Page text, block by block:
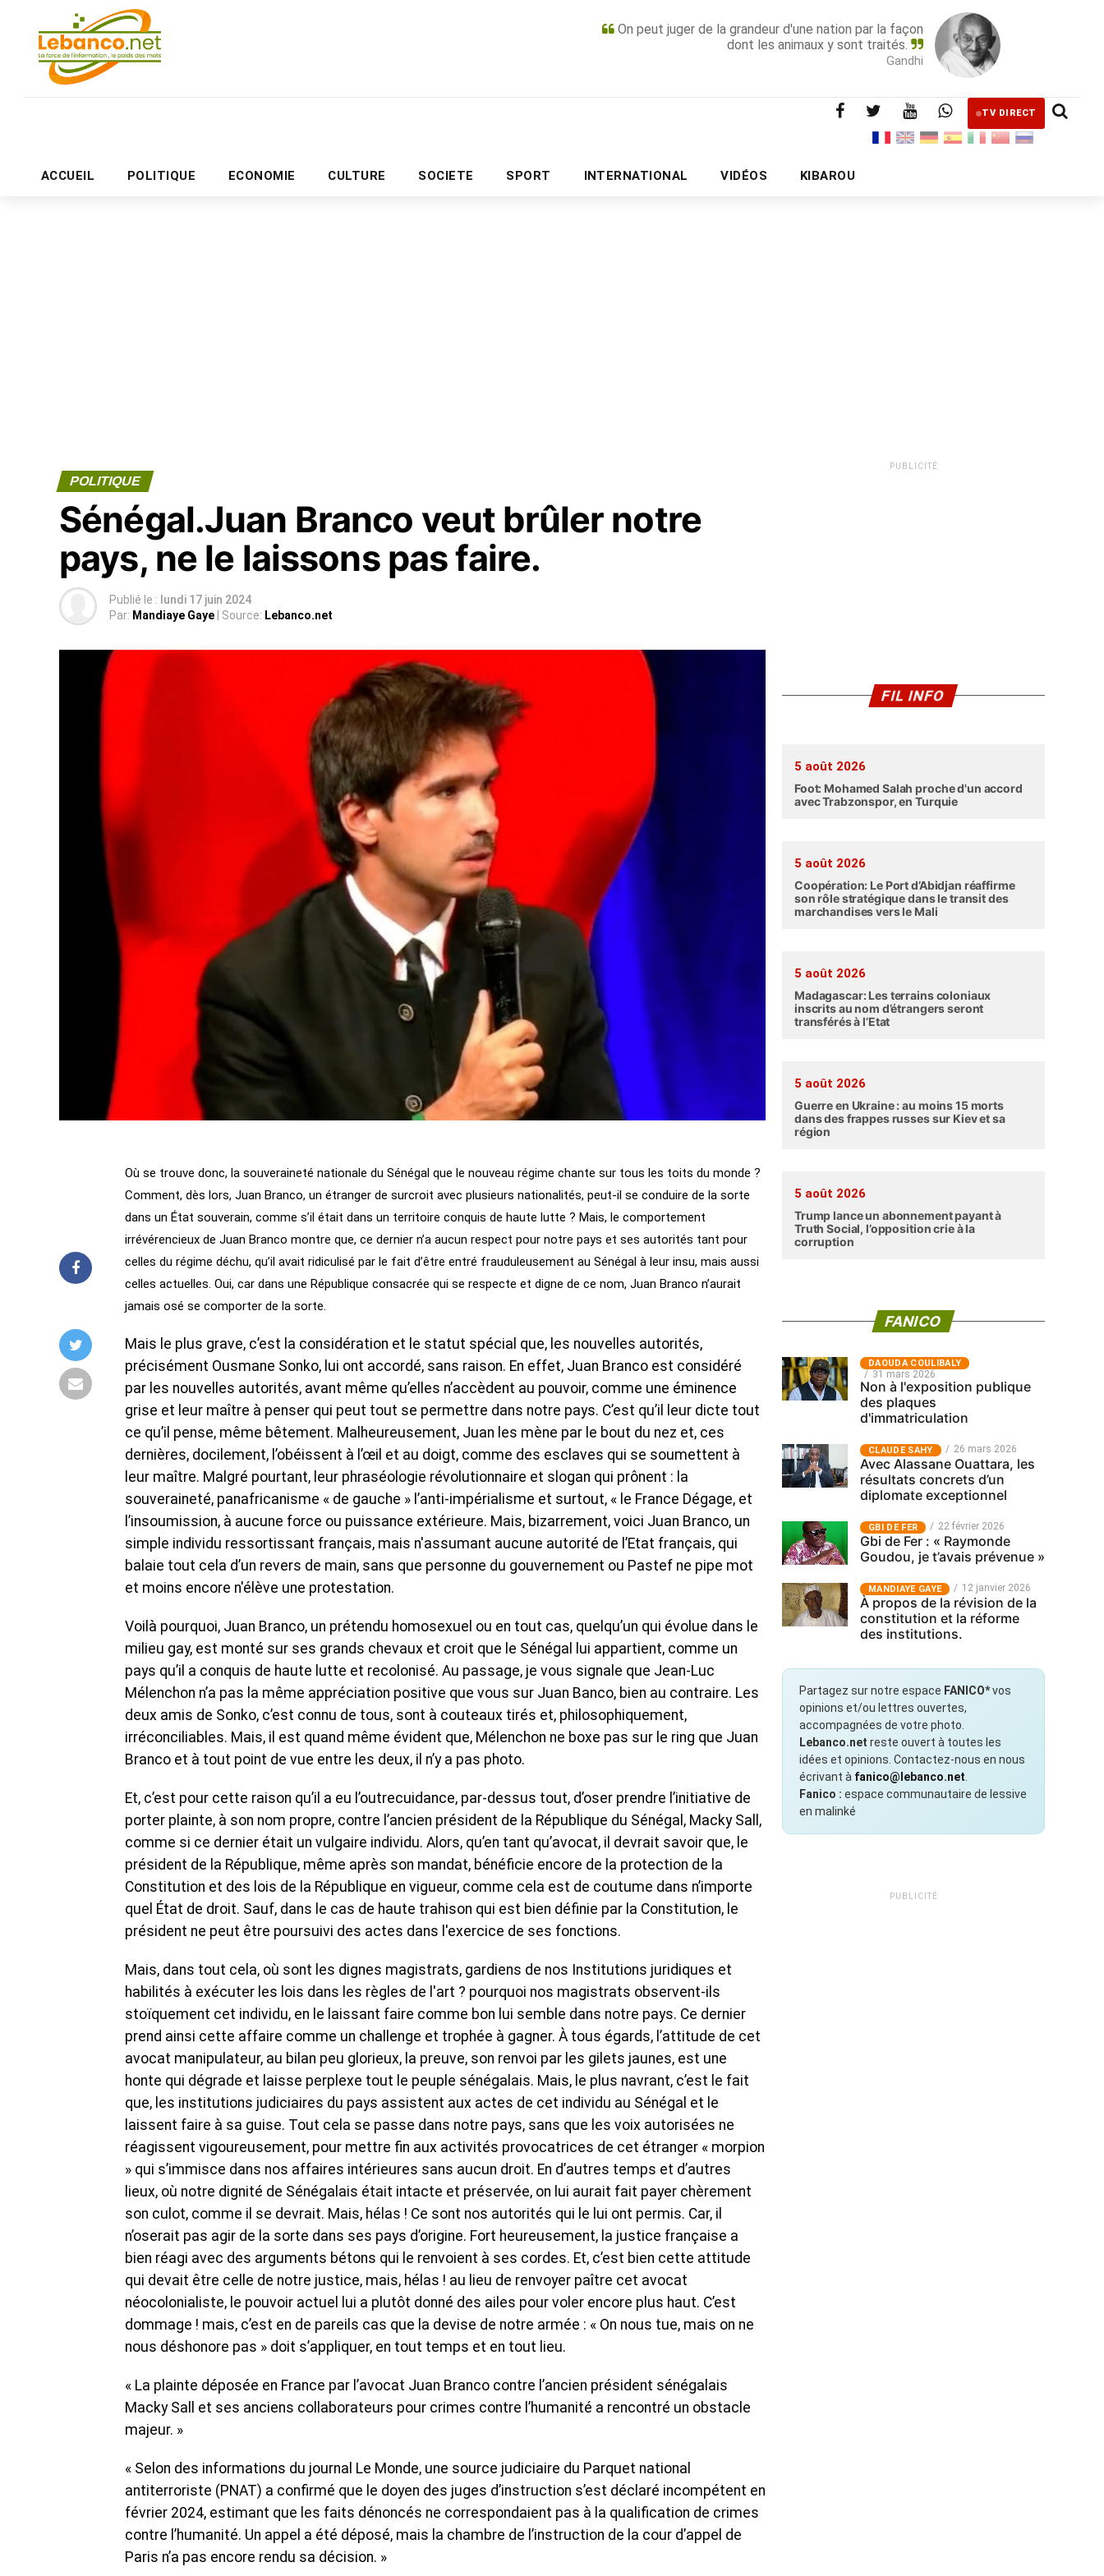
On peut juger de la grandeur d'une nation par la façon
dont les animaux y sont traités.
Gandhi
TV DIRECT
ACCUEIL POLITIQUE ECONOMIE CULTURE SOCIETE SPORT INTERNATIONAL VIDÉOS KIBAROU
PUBLICITÉ
POLITIQUE
Sénégal.Juan Branco veut brûler notre
pays, ne le laissons pas faire.
Publié le : lundi 17 juin 2024
Par: Mandiaye Gaye | Source: Lebanco.net
Où se trouve donc, la souveraineté nationale du Sénégal que le nouveau régime chante sur tous les toits du monde ?
Comment, dès lors, Juan Branco, un étranger de surcroit avec plusieurs nationalités, peut-il se conduire de la sorte
dans un État souverain, comme s’il était dans un territoire conquis de haute lutte ? Mais, le comportement
irrévérencieux de Juan Branco montre que, ce dernier n’a aucun respect pour notre pays et ses autorités tant pour
celles du régime déchu, qu’il avait ridiculisé par le fait d’être entré frauduleusement au Sénégal à leur insu, mais aussi
celles actuelles. Oui, car dans une République consacrée qui se respecte et digne de ce nom, Juan Branco n’aurait
jamais osé se comporter de la sorte.
Mais le plus grave, c’est la considération et le statut spécial que, les nouvelles autorités,
précisément Ousmane Sonko, lui ont accordé, sans raison. En effet, Juan Branco est considéré
par les nouvelles autorités, avant même qu’elles n’accèdent au pouvoir, comme une éminence
grise et leur maître à penser qui peut tout se permettre dans notre pays. C’est qu’il leur dicte tout
ce qu’il pense, même bêtement. Malheureusement, Juan les mène par le bout du nez et, ces
dernières, docilement, l’obéissent à l’œil et au doigt, comme des esclaves qui se soumettent à
leur maître. Malgré pourtant, leur phraséologie révolutionnaire et slogan qui prônent : la
souveraineté, panafricanisme « de gauche » l’anti-impérialisme et surtout, « le France Dégage, et
l’insoumission, à aucune force ou puissance extérieure. Mais, bizarrement, voici Juan Branco, un
simple individu ressortissant français, mais n'assumant aucune autorité de l’Etat français, qui
balaie tout cela d’un revers de main, sans que personne du gouvernement ou Pastef ne pipe mot
et moins encore n'élève une protestation.
Voilà pourquoi, Juan Branco, un prétendu homosexuel ou en tout cas, quelqu’un qui évolue dans le
milieu gay, est monté sur ses grands chevaux et croit que le Sénégal lui appartient, comme un
pays qu’il a conquis de haute lutte et recolonisé. Au passage, je vous signale que Jean-Luc
Mélenchon n’a pas la même appréciation positive que vous sur Juan Banco, bien au contraire. Les
deux amis de Sonko, c’est connu de tous, sont à couteaux tirés et, philosophiquement,
irréconciliables. Mais, il est quand même évident que, Mélenchon ne boxe pas sur le ring que Juan
Branco et à tout point de vue entre les deux, il n’y a pas photo.
Et, c’est pour cette raison qu’il a eu l’outrecuidance, par-dessus tout, d’oser prendre l’initiative de
porter plainte, à son nom propre, contre l’ancien président de la République du Sénégal, Macky Sall,
comme si ce dernier était un vulgaire individu. Alors, qu’en tant qu’avocat, il devrait savoir que, le
président de la République, même après son mandat, bénéficie encore de la protection de la
Constitution et des lois de la République en vigueur, comme cela est de coutume dans n’importe
quel État de droit. Sauf, dans le cas de haute trahison qui est bien définie par la Constitution, le
président ne peut être poursuivi des actes dans l'exercice de ses fonctions.
Mais, dans tout cela, où sont les dignes magistrats, gardiens de nos Institutions juridiques et
habilités à exécuter les lois dans les règles de l'art ? pourquoi nos magistrats observent-ils
stoïquement cet individu, en le laissant faire comme bon lui semble dans notre pays. Ce dernier
prend ainsi cette affaire comme un challenge et trophée à gagner. À tous égards, l’attitude de cet
avocat manipulateur, au bilan peu glorieux, la preuve, son renvoi par les gilets jaunes, est une
honte qui dégrade et laisse perplexe tout le peuple sénégalais. Mais, le plus navrant, c’est le fait
que, les institutions judiciaires du pays assistent aux actes de cet individu au Sénégal et le
laissent faire à sa guise. Tout cela se passe dans notre pays, sans que les voix autorisées ne
réagissent vigoureusement, pour mettre fin aux activités provocatrices de cet étranger « morpion
» qui s’immisce dans nos affaires intérieures sans aucun droit. En d’autres temps et d’autres
lieux, où notre dignité de Sénégalais était intacte et préservée, on lui aurait fait payer chèrement
son culot, comme il se devrait. Mais, hélas ! Ce sont nos autorités qui le lui ont permis. Car, il
n’oserait pas agir de la sorte dans ses pays d’origine. Fort heureusement, la justice française a
bien réagi avec des arguments bétons qui le renvoient à ses cordes. Et, c’est bien cette attitude
qui devait être celle de notre justice, mais, hélas ! au lieu de renvoyer paître cet avocat
néocolonialiste, le pouvoir actuel lui a plutôt donné des ailes pour voler encore plus haut. C’est
dommage ! mais, c’est en de pareils cas que la devise de notre armée : « On nous tue, mais on ne
nous déshonore pas » doit s’appliquer, en tout temps et en tout lieu.
« La plainte déposée en France par l’avocat Juan Branco contre l’ancien président sénégalais
Macky Sall et ses anciens collaborateurs pour crimes contre l’humanité a rencontré un obstacle
majeur. »
« Selon des informations du journal Le Monde, une source judiciaire du Parquet national
antiterroriste (PNAT) a confirmé que le doyen des juges d’instruction s’est déclaré incompétent en
février 2024, estimant que les faits dénoncés ne correspondaient pas à la qualification de crimes
contre l’humanité. Un appel a été déposé, mais la chambre de l’instruction de la cour d’appel de
Paris n’a pas encore rendu sa décision. »
PUBLICITÉ
FIL INFO
5 août 2026
Foot: Mohamed Salah proche d'un accord
avec Trabzonspor, en Turquie
5 août 2026
Coopération: Le Port d’Abidjan réaffirme
son rôle stratégique dans le transit des
marchandises vers le Mali
5 août 2026
Madagascar: Les terrains coloniaux
inscrits au nom d’étrangers seront
transférés à l’Etat
5 août 2026
Guerre en Ukraine : au moins 15 morts
dans des frappes russes sur Kiev et sa
région
5 août 2026
Trump lance un abonnement payant à
Truth Social, l’opposition crie à la
corruption
FANICO
‎DAOUDA COULIBALY
31 mars 2026
Non à l'exposition publique
des plaques
d'immatriculation
CLAUDE SAHY 26 mars 2026
Avec Alassane Ouattara, les
résultats concrets d’un
diplomate exceptionnel
GBI DE FER 22 février 2026
Gbi de Fer : « Raymonde
Goudou, je t’avais prévenue »
MANDIAYE GAYE 12 janvier 2026
À propos de la révision de la
constitution et la réforme
des institutions.
Partagez sur notre espace FANICO*vos
opinions et/ou lettres ouvertes,
accompagnées de votre photo.
Lebanco.net reste ouvert à toutes les
idées et opinions. Contactez-nous en nous
écrivant à fanico@lebanco.net
Fanico : espace communautaire de lessive
en malinké
PUBLICITÉ